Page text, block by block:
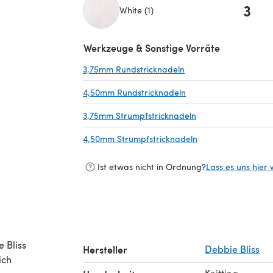
White (1) 3
Werkzeuge & Sonstige Vorräte
3,75mm Rundstricknadeln
4,50mm Rundstricknadeln
3,75mm Strumpfstricknadeln
4,50mm Strumpfstricknadeln
Ist etwas nicht in Ordnung?Lass es uns hier
Bliss
Hersteller Debbie Bliss